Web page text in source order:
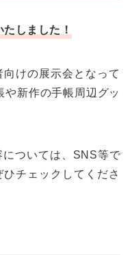
しました！
けの展示会となって
新作の手帳周辺グッ
ついては、SNS等で
チェックしてくださ